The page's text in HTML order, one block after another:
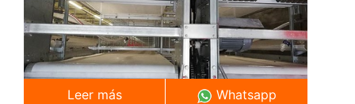
Leer más Whatsapp